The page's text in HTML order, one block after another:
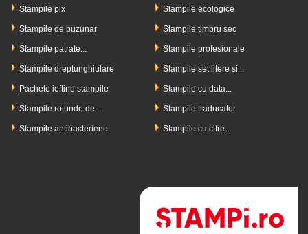
Stampile pix
Stampile de buzunar
Stampile patrate...
Stampile dreptunghiulare
Pachete ieftine stampile
Stampile rotunde de...
Stampile antibacteriene
Stampile ecologice
Stampile timbru sec
Stampile profesionale
Stampile set litere si...
Stampile cu data...
Stampile traducator
Stampile cu cifre...